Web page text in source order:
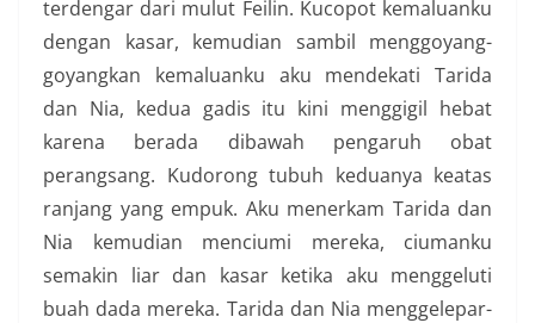
terdengar dari mulut Feilin. Kucopot kemaluanku
dengan kasar, kemudian sambil menggoyang-
goyangkan kemaluanku aku mendekati Tarida
dan Nia, kedua gadis itu kini menggigil hebat
karena berada dibawah pengaruh obat
perangsang. Kudorong tubuh keduanya keatas
ranjang yang empuk. Aku menerkam Tarida dan
Nia kemudian menciumi mereka, ciumanku
semakin liar dan kasar ketika aku menggeluti
buah dada mereka. Tarida dan Nia menggelepar-